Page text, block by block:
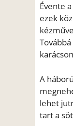
Évente
ezek
A
lehet
tart a